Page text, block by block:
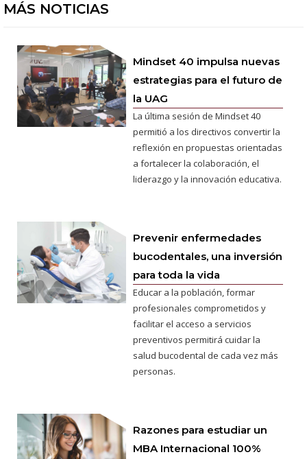
MÁS NOTICIAS
Mindset 40 impulsa nuevas
estrategias para el futuro de
la UAG
La última sesión de Mindset 40
permitió a los directivos convertir la
reflexión en propuestas orientadas
a fortalecer la colaboración, el
liderazgo y la innovación educativa.
Prevenir enfermedades
bucodentales, una inversión
para toda la vida
Educar a la población, formar
profesionales comprometidos y
facilitar el acceso a servicios
preventivos permitirá cuidar la
salud bucodental de cada vez más
personas.
Razones para estudiar un
MBA Internacional 100%